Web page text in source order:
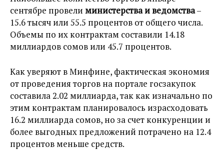
сентябре провели министерства и ведомства–
15.6 тысяч или 55.5 процентов от общего числа.
Объемы по их контрактам составили 14.18
миллиардов сомов или 45.7 процентов.
Как уверяют в Минфине, фактическая экономия
от проведения торгов на портале госзакупок
составила 2.02 миллиарда, так как изначально по
этим контрактам планировалось израсходовать
16.2 миллиарда сомов, но за счет конкуренции и
более выгодных предложений потрачено на 12.4
процентов меньше средств.